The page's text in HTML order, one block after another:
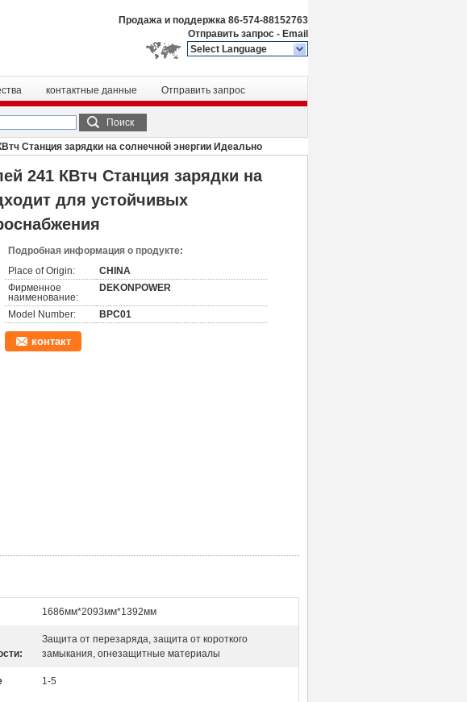
Продажа и поддержка 86-574-88152763
Отправить запрос - Email
Select Language
контактные данные Отправить запрос
Поиск
Станция зарядки на солнечной энергии Идеально
241 КВтч Станция зарядки на
для устойчивых
Подробная информация о продукте:
Place of Origin:
CHINA
Фирменное
наименование:
DEKONPOWER
Model Number: BPC01
контакт
1686мм*2093мм*1392мм
Защита от перезаряда, защита от короткого
замыкания, огнезащитные материалы
1-5